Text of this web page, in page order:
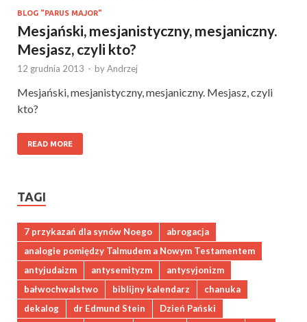
BLOG "PARUS MAJOR"
Mesjański, mesjanistyczny, mesjaniczny.
Mesjasz, czyli kto?
12 grudnia 2013 - byAndrzej
Mesjański, mesjanistyczny, mesjaniczny. Mesjasz, czyli
kto?
READ MORE
TAGI
7 przykazań dla synów Noego
abrogacja
analogie pomiędzy Talmudem a Nowym Testamentem
antyjudaizm
antysemityzm
antysyjonizm
bałwochwalstwo
biblijny kalendarz
chanuka
dekalog
dr Edmund Stein
Dzień Pański